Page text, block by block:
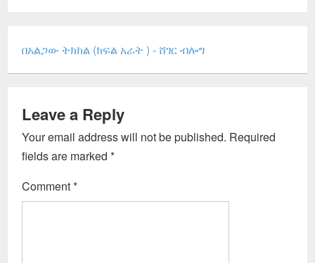
በአልጋው ትክክል (ክፍል አራት ) - ሸገር ብሎግ
Leave a Reply
Your email address will not be published. Required
fields are marked*
Comment*